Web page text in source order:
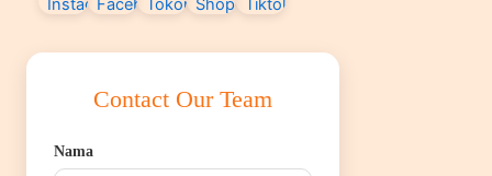
Contact Our Team
Nama